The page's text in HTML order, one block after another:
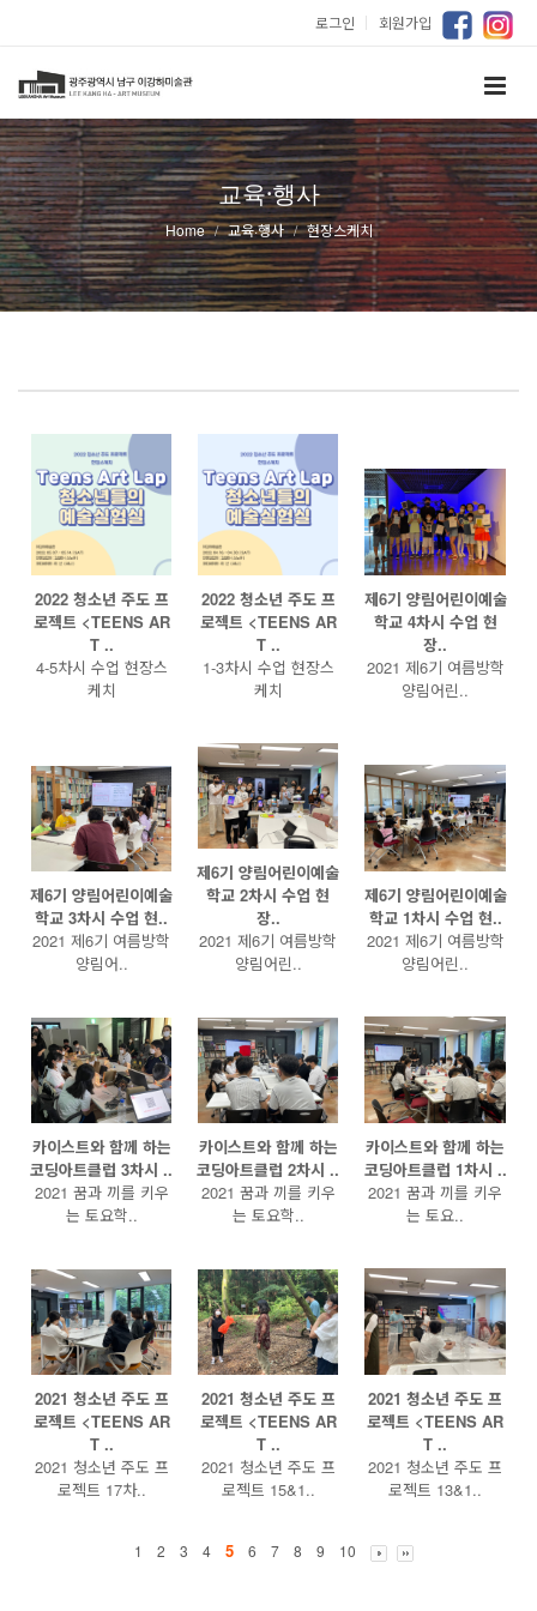
로그인 ｜ 회원가입
교육·행사
Home 교육·행사 현장스케치
2022 청소년 주도 프
로젝트 <TEENS AR
T ..
4-5차시 수업 현장스
케치
2022 청소년 주도 프
로젝트 <TEENS AR
T ..
1-3차시 수업 현장스
케치
제6기 양림어린이예술
학교 4차시 수업 현
장..
2021 제6기 여름방학
양림어린..
제6기 양림어린이예술
학교 3차시 수업 현..
2021 제6기 여름방학
양림어..
제6기 양림어린이예술
학교 2차시 수업 현
장..
2021 제6기 여름방학
양림어린..
제6기 양림어린이예술
학교 1차시 수업 현..
2021 제6기 여름방학
양림어린..
카이스트와 함께 하는
코딩아트클럽 3차시 ..
2021 꿈과 끼를 키우
는 토요학..
카이스트와 함께 하는
코딩아트클럽 2차시 ..
2021 꿈과 끼를 키우
는 토요학..
카이스트와 함께 하는
코딩아트클럽 1차시 ..
2021 꿈과 끼를 키우
는 토요..
2021 청소년 주도 프
로젝트 <TEENS AR
T ..
2021 청소년 주도 프
로젝트 17차..
2021 청소년 주도 프
로젝트 <TEENS AR
T ..
2021 청소년 주도 프
로젝트 15&1..
2021 청소년 주도 프
로젝트 <TEENS AR
T ..
2021 청소년 주도 프
로젝트 13&1..
1 2 3 4 5 6 7 8 9 10